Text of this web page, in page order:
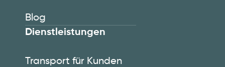
Blog
Dienstleistungen
Transport für Kunden